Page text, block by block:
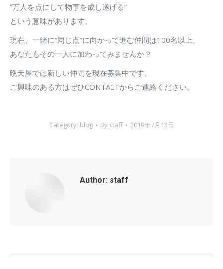
”万人を点にして物事を成し遂げる”
という意味があります。
現在、一緒に”同じ点”に向かって進む仲間は100名以上。
あなたもその一人に加わってみませんか？
晩天屋では新しい仲間を現在募集中です。
ご興味のある方はぜひCONTACTからご連絡ください。
Category: blog By staff 2019年7月13日
Author: staff